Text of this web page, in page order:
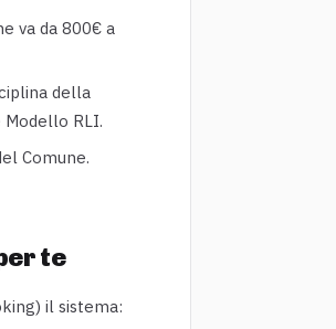
va da 800€ a
della
RLI.
Comune.
te
il sistema: